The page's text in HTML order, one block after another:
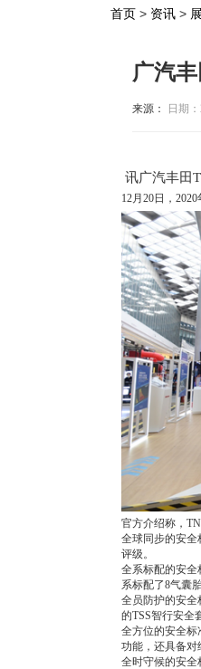
首页 > 资讯 >
广汽
来源： 日期
讯广汽丰田
12月20日，
官方介绍称，
全球同步的安
评级。
全系标配的安全
系标配了8气囊
全员防护的安全
的TSS智行安全
全方位的安全标
功能，还具备对
全时守候的安全